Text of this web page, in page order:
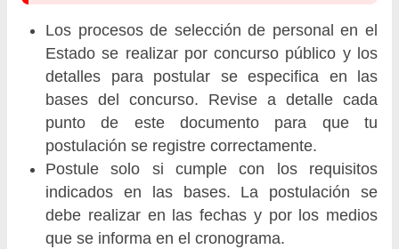
Los procesos de selección de personal en el
Estado se realizar por concurso público y los
detalles para postular se especifica en las
bases del concurso. Revise a detalle cada
punto de este documento para que tu
postulación se registre correctamente.
Postule solo si cumple con los requisitos
indicados en las bases. La postulación se
debe realizar en las fechas y por los medios
que se informa en el cronograma.